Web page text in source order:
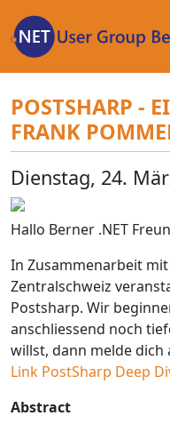
Inhalt
POSTSHARP -
FRANK
Dienstag, 24.
Hallo Berner .NET
In Zusammenarbeit
Zentralschweiz
Postsharp. Wir
anschliessend noch
willst, dann melde
Link PostSharp Deep
Abstract